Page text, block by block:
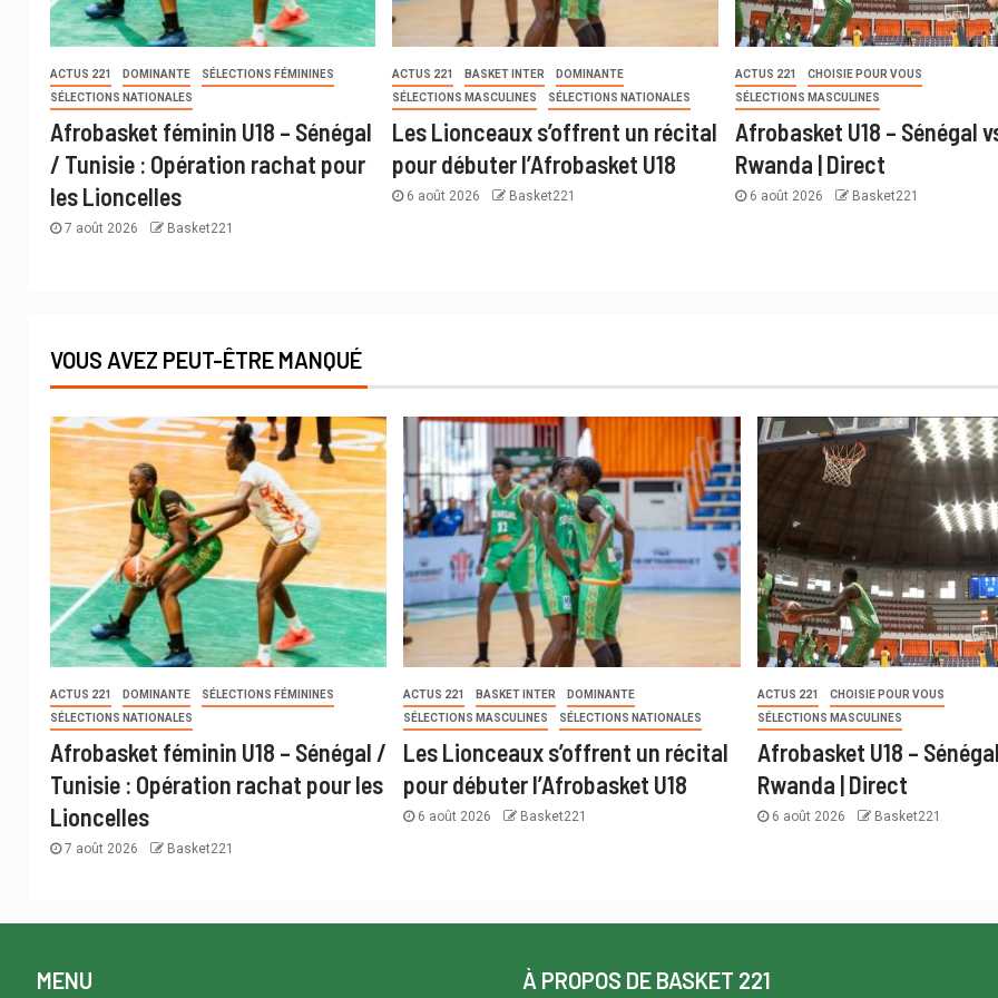
ACTUS 221 DOMINANTE
SÉLECTIONS FÉMININES
SÉLECTIONS NATIONALES
Afrobasket féminin U18 – Sénégal
/ Tunisie : Opération rachat pour
les Lioncelles
7 août 2026 Basket221
ACTUS 221 BASKET INTER
DOMINANTE
SÉLECTIONS MASCULINES
SÉLECTIONS NATIONALES
Les Lionceaux s’offrent un récital
pour débuter l’Afrobasket U18
6 août 2026 Basket221
ACTUS 221
CHOISIE POUR VOUS
SÉLECTIONS MASCULINES
Afrobasket U18 – Sénégal
Rwanda | Direct
6 août 2026 Basket221
VOUS AVEZ PEUT-ÊTRE MANQUÉ
ACTUS 221 DOMINANTE
SÉLECTIONS FÉMININES
SÉLECTIONS NATIONALES
Afrobasket féminin U18 – Sénégal /
Tunisie : Opération rachat pour les
Lioncelles
7 août 2026 Basket221
ACTUS 221 BASKET INTER
DOMINANTE
SÉLECTIONS MASCULINES
SÉLECTIONS NATIONALES
Les Lionceaux s’offrent un récital
pour débuter l’Afrobasket U18
6 août 2026 Basket221
ACTUS 221
CHOISIE POUR VOUS
SÉLECTIONS MASCULINES
Afrobasket U18 –
Rwanda | Direct
6 août 2026 Basket221
MENU À PROPOS DE BASKET 221